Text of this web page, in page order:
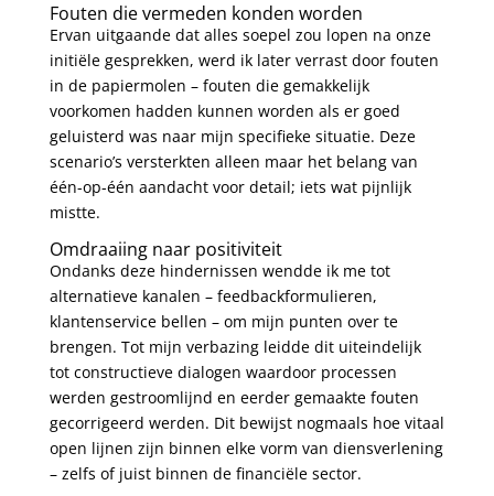
Fouten die vermeden konden worden
Ervan uitgaande dat alles soepel zou lopen na onze
initiële gesprekken, werd ik later verrast door fouten
in de papiermolen – fouten die gemakkelijk
voorkomen hadden kunnen worden als er goed
geluisterd was naar mijn specifieke situatie. Deze
scenario’s versterkten alleen maar het belang van
één-op-één aandacht voor detail; iets wat pijnlijk
mistte.
Omdraaiing naar positiviteit
Ondanks deze hindernissen wendde ik me tot
alternatieve kanalen – feedbackformulieren,
klantenservice bellen – om mijn punten over te
brengen. Tot mijn verbazing leidde dit uiteindelijk
tot constructieve dialogen waardoor processen
werden gestroomlijnd en eerder gemaakte fouten
gecorrigeerd werden. Dit bewijst nogmaals hoe vitaal
open lijnen zijn binnen elke vorm van diensverlening
– zelfs of juist binnen de financiële sector.